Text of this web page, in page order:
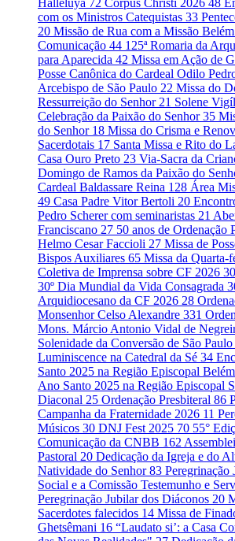
Halleluya 72 Corpus Christi 2026 48
com os Ministros Catequistas 33
20 Missão de Rua com a Missão Belém
Comunicação 44 125ª Romaria da
para Aparecida 42 Missa em Ação de
Posse Canônica do Cardeal Odilo
Arcebispo de São Paulo 22 Missa do
Ressurreição do Senhor 21 Solene
Celebração da Paixão do Senhor35
do Senhor 18 Missa do Crisma e
Sacerdotais 17 Santa Missa e Rito do
Casa Ouro Preto 23 Via-Sacra da
Domingo de Ramos da Paixão do
Cardeal Baldassare Reina 128 Área
49 Casa Padre Vitor Bertoli 20
Pedro Scherer com seminaristas 21
Franciscano 27 50 anos de Ordenação
Helmo Cesar Faccioli 27 Missa de
Bispos Auxiliares 65 Missa da Quarta-
Coletiva de Imprensa sobre CF 2026 30
30º Dia Mundial da Vida Consagrada
Arquidiocesano da CF 2026 28
Monsenhor Celso Alexandre 331
Mons. Márcio Antonio Vidal de
Solenidade da Conversão de São
Luminiscence na Catedral da Sé 34
Santo 2025 na Região Episcopal Belém
Ano Santo 2025 na Região Episcopal
Diaconal 25 Ordenação Presbiteral 86
Campanha da Fraternidade 2026 11
Músicos 30 DNJ Fest 2025 70 55°
Comunicação da CNBB 162
Pastoral 20 Dedicação da Igreja e do
Natividade do Senhor83 Peregrinação
Social e a Comissão Testemunho e
Peregrinação Jubilar dos Diáconos 20
Sacerdotes falecidos 14 Missa de
Ghetsêmani 16 “Laudato si’: a Casa